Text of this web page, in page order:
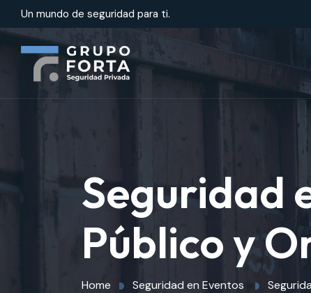
Un mundo de seguridad para ti.
Seguridad
Público y
Home Seguridad en Eventos